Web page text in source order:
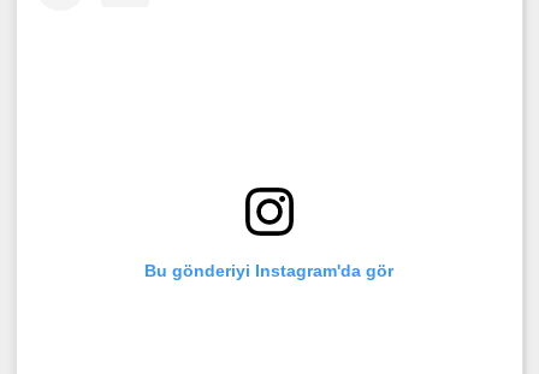
Bu gönderiyi Instagram'da gör